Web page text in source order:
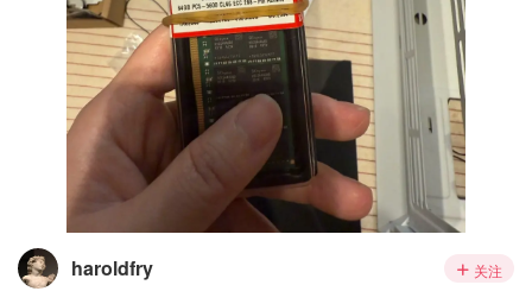
haroldfry 关注